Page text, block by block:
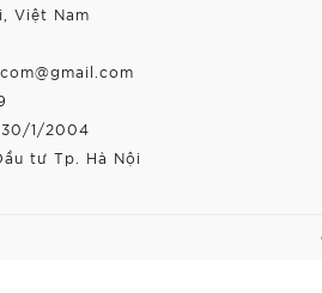
Việt Nam
1/2004
tư Tp. Hà Nội